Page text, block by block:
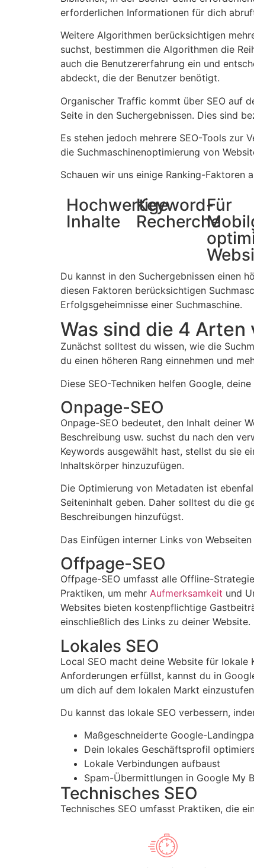
erforderlichen Informationen für dich
Weitere Algorithmen berücksichtigen
suchst, bestimmen die Algorithmen die
auch die Benutzererfahrung ein und
abdeckt, die der Benutzer benötigt.
Organischer Traffic kommt über SEO auf
Seite in den Suchergebnissen. Dies sind
Es stehen jedoch mehrere SEO-Tools zur
die Suchmaschinenoptimierung von
Schauen wir uns einige Ranking-Faktoren
Hochwertige
Inhalte
Keyword-
Recherche
Für
Du kannst in den Suchergebnissen einen
diesen Faktoren berücksichtigen
Erfolgsgeheimnisse einer Suchmaschine.
Was sind die 4 Arten
Zunächst solltest du wissen, wie die
du einen höheren Rang einnehmen und
Diese SEO-Techniken helfen Google,
Onpage-SEO
Onpage-SEO bedeutet, den Inhalt deiner
Beschreibung usw. suchst du nach den
Keywords ausgewählt hast, stellst du sie
Inhaltskörper hinzuzufügen.
Die Optimierung von Metadaten ist
Seiteninhalt geben. Daher solltest du die
Beschreibungen hinzufügst.
Das Einfügen interner Links von
Offpage-SEO
Offpage-SEO umfasst alle Offline-
Praktiken, um mehr Aufmerksamkeit und
Websites bieten kostenpflichtige
einschließlich des Links zu deiner
Lokales SEO
Local SEO macht deine Website für
Anforderungen erfüllst, kannst du in
um dich auf dem lokalen Markt
Du kannst das lokale SEO verbessern,
Maßgeschneiderte Google-
Dein lokales Geschäftsprofil
Lokale Verbindungen aufbaust
Spam-Übermittlungen in Google My
Technisches SEO
Technisches SEO umfasst Praktiken, die